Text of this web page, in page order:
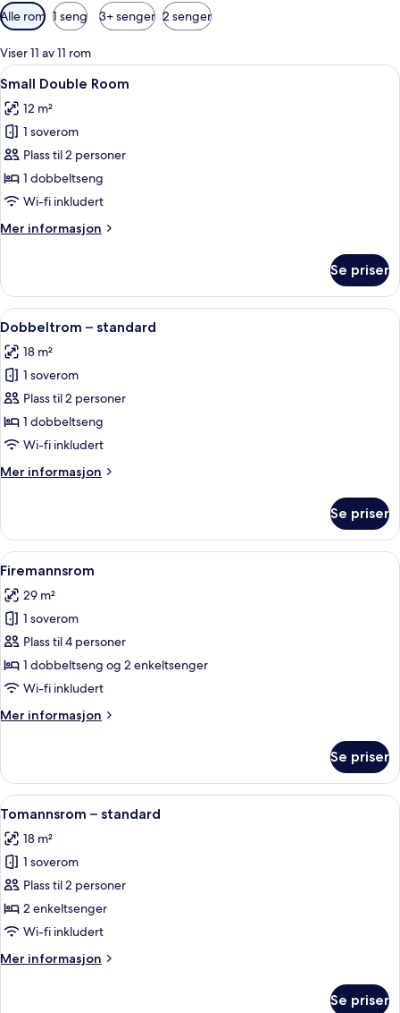
Tilgjengelige
filtre
for
rom
Alle rom 1 seng 3+ senger 2 senger
Viser 11 av 11 rom
Åpne
alle
bildene
av
Small
Double
Room
Small Double Room | Safe på
5
Small Double Room
12 m²
1 soverom
Plass til 2 personer
1 dobbeltseng
Wi-fi inkludert
Mer informasjon
Mer
Double
Room
Se priser
Åpne
alle
bildene
av
Dobbeltrom
–
standard
Dobbeltrom – standard | Utsikt fra
5
Dobbeltrom – standard
18 m²
1 soverom
Plass til 2 personer
1 dobbeltseng
Wi-fi inkludert
Mer informasjon
Mer
–
standard
Se priser
Åpne
alle
bildene
av
Firemannsrom
Firemannsrom | Safe på rommet,
7
Firemannsrom
29 m²
1 soverom
Plass til 4 personer
1 dobbeltseng og 2 enkeltsenger
Wi-fi inkludert
Mer informasjon
Mer
Se priser
Åpne
alle
bildene
av
Tomannsrom
–
standard
Tomannsrom – standard | Safe på
4
Tomannsrom – standard
18 m²
1 soverom
Plass til 2 personer
2 enkeltsenger
Wi-fi inkludert
Mer informasjon
Mer
Se priser